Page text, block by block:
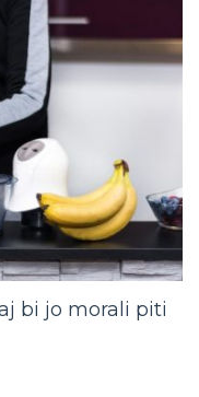
bi jo morali piti